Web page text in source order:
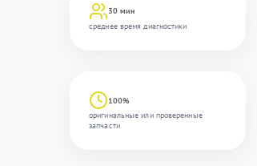
30 мин
среднее время диагностики
100%
оригинальные или проверенные
запчасти